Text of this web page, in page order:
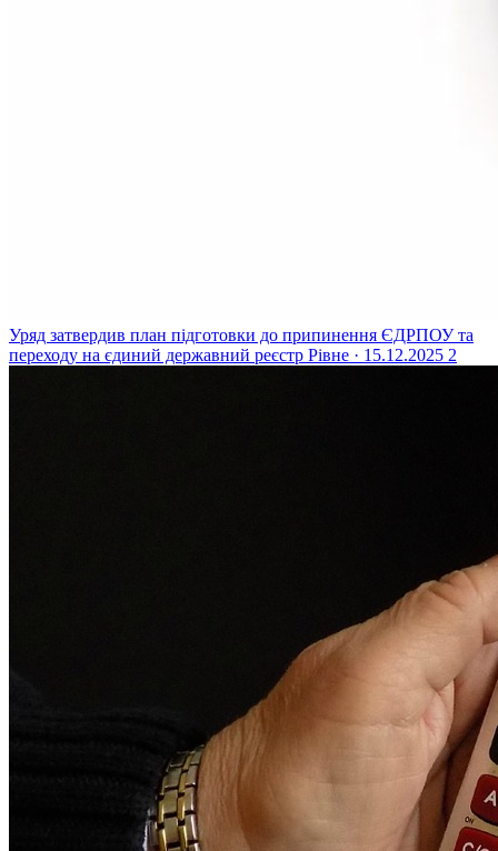
Уряд затвердив план підготовки до припинення ЄДРПОУ та
переходу на єдиний державний реєстр Рівне · 15.12.2025 2